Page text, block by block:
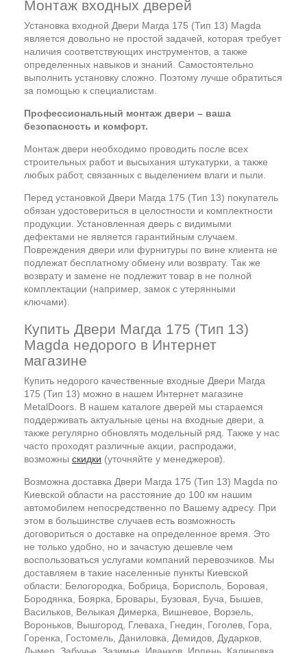
Монтаж входных дверей
Установка входной Двери Магда 175 (Тип 13) Magda
является довольно не простой задачей, которая требует
наличия соответствующих инструментов, а также
определенных навыков и знаний. Самостоятельно
выполнить установку сложно. Поэтому лучше обратиться
за помощью к специалистам.
Профессиональный монтаж двери – ваша
безопасность и комфорт.
Монтаж двери необходимо проводить после всех
строительных работ и высыхания штукатурки, а также
любых работ, связанных с выделением влаги и пыли.
Перед установкой Двери Магда 175 (Тип 13) покупатель
обязан удостовериться в целостности и комплектности
продукции. Установленная дверь с видимыми
дефектами не является гарантийным случаем.
Повреждения двери или фурнитуры по вине клиента не
подлежат бесплатному обмену или возврату. Так же
возврату и замене не подлежит товар в не полной
комплектации (например, замок с утерянными
ключами).
Купить Двери Магда 175 (Тип 13)
Magda недорого в Интернет
магазине
Купить недорого качественные входные Двери Магда
175 (Тип 13) можно в нашем Интернет магазине
MetalDoors. В нашем каталоге дверей мы стараемся
поддерживать актуальные цены на входные двери, а
также регулярно обновлять модельный ряд. Также у нас
часто проходят различные акции, распродажи,
возможны скидки (уточняйте у менеджеров).
Возможна доставка Двери Магда 175 (Тип 13) Magda по
Киевской области на расстояние до 100 км нашим
автомобилем непосредственно по Вашему адресу. При
этом в большинстве случаев есть возможность
договориться о доставке на определенное время. Это
не только удобно, но и зачастую дешевле чем
воспользоваться услугами компаний перевозчиков. Мы
доставляем в такие населенные пункты Киевской
области: Белогородка, Бобрица, Борисполь, Боровая,
Бородянка, Боярка, Бровары, Бузовая, Буча, Бышев,
Васильков, Велыкая Димерка, Вишневое, Ворзель,
Вороньков, Вышгород, Глеваха, Гнедин, Гоголев, Гора,
Горенка, Гостомель, Даниловка, Демидов, Дударков,